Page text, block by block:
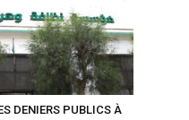
DENIERS PUBLICS À